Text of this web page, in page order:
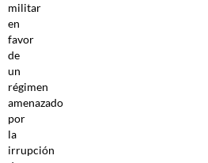
militar
en
favor
de
un
régimen
amenazado
por
la
irrupción